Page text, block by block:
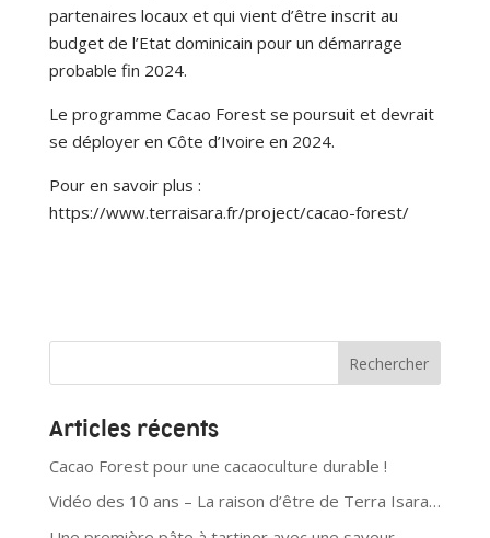
partenaires locaux et qui vient d’être inscrit au
budget de l’Etat dominicain pour un démarrage
probable fin 2024.
Le programme Cacao Forest se poursuit et devrait
se déployer en Côte d’Ivoire en 2024.
Pour en savoir plus :
https://www.terraisara.fr/project/cacao-forest/
Articles récents
Cacao Forest pour une cacaoculture durable !
Vidéo des 10 ans – La raison d’être de Terra Isara…